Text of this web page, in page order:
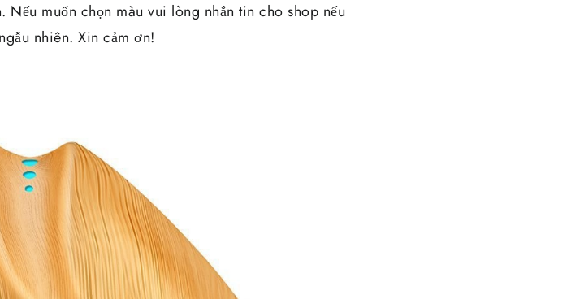
muốn chọn màu vui lòng nhắn tin cho shop nếu
nhiên. Xin cảm ơn!